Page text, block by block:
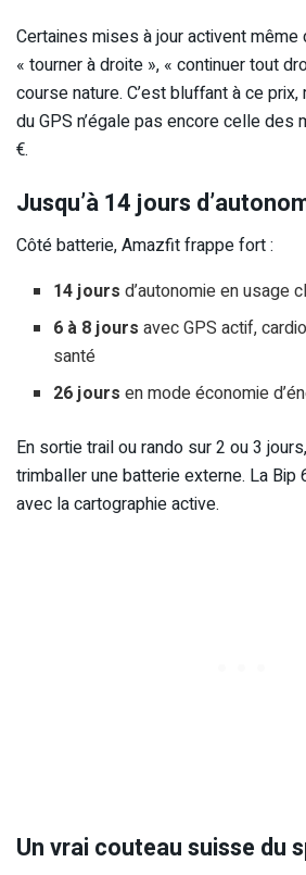
Certaines mises à jour activent
« tourner à droite », « continuer tout
course nature. C’est bluffant à ce
du GPS n’égale pas encore celle
€.
Jusqu’à 14 jours
Côté batterie, Amazfit frappe fort :
14 jours d’autonomie en usage
6 à 8 jours avec GPS actif,
santé
26 jours en mode économie
En sortie trail ou rando sur 2 ou 3
trimballer une batterie externe. La Bip
avec la cartographie active.
Un vrai couteau suisse du